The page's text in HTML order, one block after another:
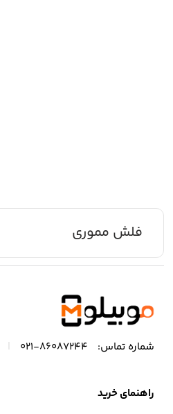
فلش مموری
شماره تماس: 86087244-021
راهنمای خرید